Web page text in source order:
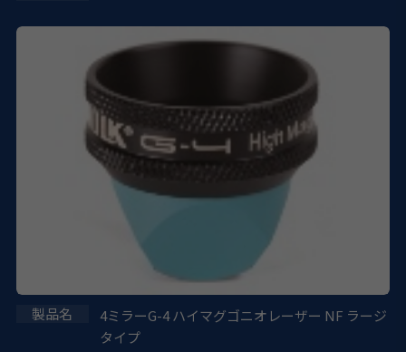
4ミラーG-4 ハイマグゴニオレーザー NF ラージ
タイプ